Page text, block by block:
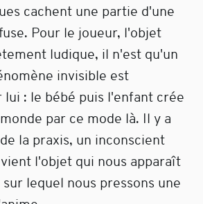
cachent une partie d'une
Pour le joueur, l'objet
ludique, il n'est qu'un
invisible est
: le bébé puis l'enfant crée
par ce mode là. Il y a
la praxis, un inconscient
l'objet qui nous apparaît
sur lequel nous pressons une